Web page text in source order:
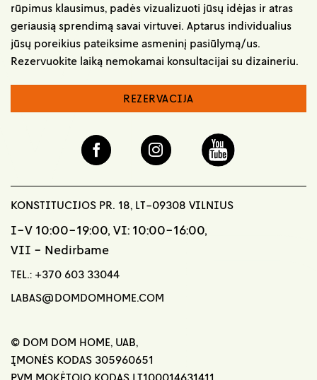
rūpimus klausimus, padės vizualizuoti jūsų idėjas ir atras
geriausią sprendimą savai virtuvei. Aptarus individualius
jūsų poreikius pateiksime asmeninį pasiūlymą/us.
Rezervuokite laiką nemokamai konsultacijai su dizaineriu.
REZERVACIJA
KONSTITUCIJOS PR. 18, LT-09308 VILNIUS
I-V 10:00-19:00, VI: 10:00-16:00,
VII - Nedirbame
TEL.: +370 603 33044
LABAS@DOMDOMHOME.COM
© DOM DOM HOME, UAB,
ĮMONĖS KODAS 305960651
PVM MOKĖTOJO KODAS LT100014631411